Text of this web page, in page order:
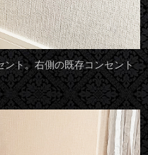
ント。右側の既存コンセント